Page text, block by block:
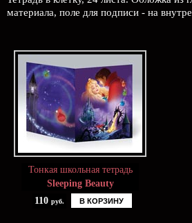
материала, поле для подписи - на
Тонкая школьная тетрадь
Sleeping Beauty
110 руб. В КОРЗИНУ